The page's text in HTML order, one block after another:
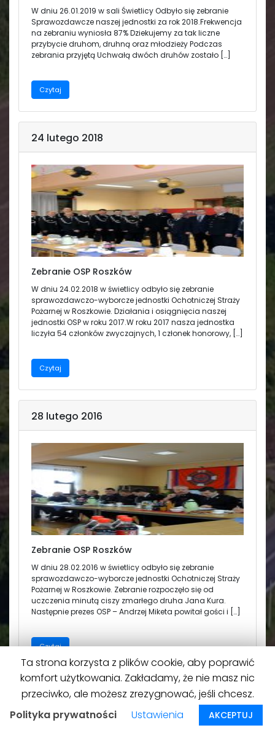
W dniu 26.01.2019 w sali Świetlicy Odbyło się zebranie
Sprawozdawcze naszej jednostki za rok 2018.Frekwencja
na zebraniu wyniosła 87% Dziekujemy za tak liczne
przybycie druhom, druhną oraz młodzieży Podczas
zebrania przyjętą Uchwałą dwóch druhów zostało […]
Czytaj
24 lutego 2018
Zebranie OSP Roszków
W dniu 24.02.2018 w świetlicy odbyło się zebranie
sprawozdawczo-wyborcze jednostki Ochotniczej Straży
Pożarnej w Roszkowie. Działania i osiągnięcia naszej
jednostki OSP w roku 2017.W roku 2017 nasza jednostka
liczyła 54 członków zwyczajnych, 1 członek honorowy, […]
Czytaj
28 lutego 2016
Zebranie OSP Roszków
W dniu 28.02.2016 w świetlicy odbyło się zebranie
sprawozdawczo-wyborcze jednostki Ochotniczej Straży
Pożarnej w Roszkowie. Zebranie rozpoczęło się od
uczczenia minutą ciszy zmarłego druha Jana Kura.
Następnie prezes OSP – Andrzej Miketa powitał gości i […]
Czytaj
© 2026Roszków Na górę↑
Ta strona korzysta z plików cookie, aby poprawić
komfort użytkowania. Zakładamy, że nie masz nic
przeciwko, ale możesz zrezygnować, jeśli chcesz.
Polityka prywatności
Ustawienia AKCEPTUJ